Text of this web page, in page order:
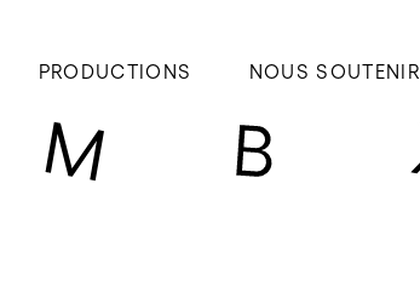
PRODUCTIONS NOUS SOUTENIR